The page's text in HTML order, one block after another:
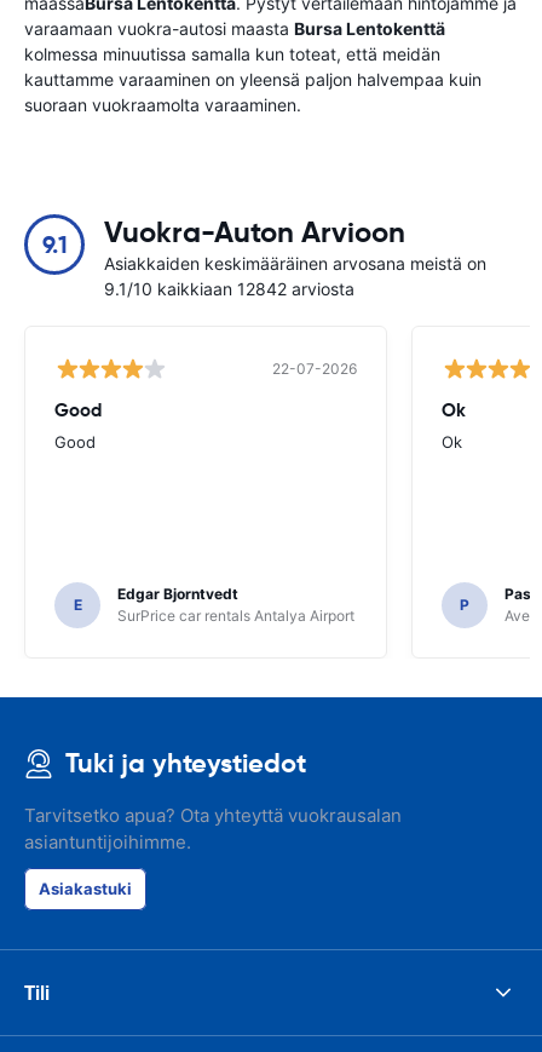
varaamaan vuokra-autosi maasta Bursa Lentokenttä
kolmessa minuutissa samalla kun toteat, että meidän
kauttamme varaaminen on yleensä paljon halvempaa kuin
suoraan vuokraamolta varaaminen.
9.1 Vuokra-Auton Arvioon
Asiakkaiden keskimääräinen arvosana meistä on
9.1/10 kaikkiaan 12842 arviosta
22-07-2026
Good
Good
E
Edgar Bjorntvedt
SurPrice car rentals Antalya Airport
Ok
Ok
P
Avec
Tuki ja yhteystiedot
Tarvitsetko apua? Ota yhteyttä vuokrausalan
asiantuntijoihimme.
Asiakastuki
Tili